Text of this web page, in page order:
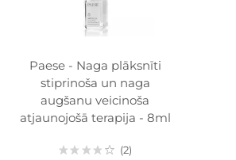
Paese - Naga plāksnīti
stiprinoša un naga
augšanu veicinoša
atjaunojošā terapija - 8ml
2